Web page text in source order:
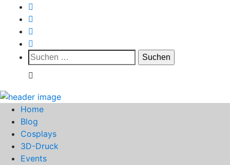
Suchen
nach:
Home
Blog
Cosplays
3D-Druck
Events